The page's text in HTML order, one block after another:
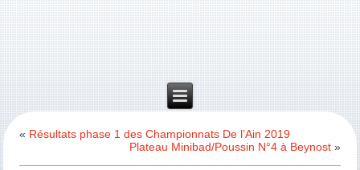
« Résultats phase 1 des Championnats De l’Ain 2019
Plateau Minibad/Poussin N°4 à Beynost»